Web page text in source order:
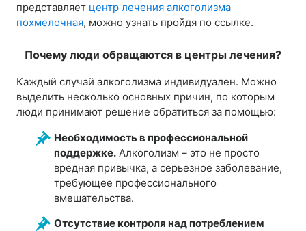
представляет центр лечения алкоголизма
похмелочная, можно узнать пройдя по ссылке.
Почему люди обращаются в центры лечения?
Каждый случай алкоголизма индивидуален. Можно
выделить несколько основных причин, по которым
люди принимают решение обратиться за помощью:
Необходимость в профессиональной
поддержке. Алкоголизм – это не просто
вредная привычка, а серьезное заболевание,
требующее профессионального
вмешательства.
Отсутствие контроля над потреблением